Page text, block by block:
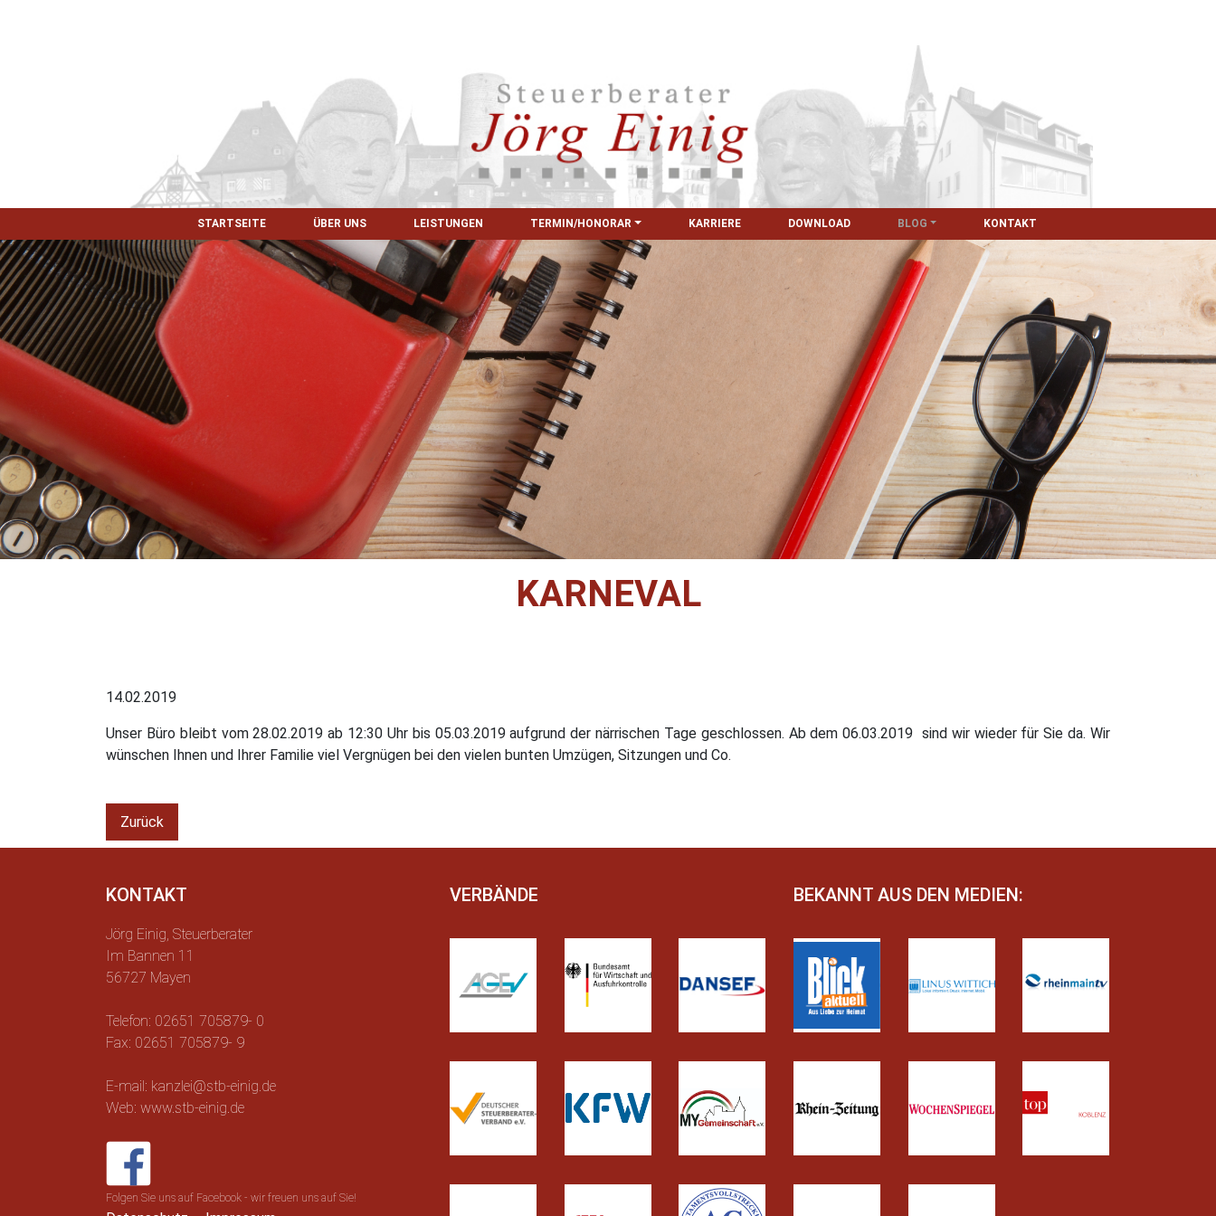
STARTSEITE ÜBER UNS LEISTUNGEN TERMIN/HONORAR KARRIERE DOWNLOAD BLOG KONTAKT
KARNEVAL
14.02.2019
Unser Büro bleibt vom 28.02.2019 ab 12:30 Uhr bis 05.03.2019 aufgrund der närrischen Tage geschlossen. Ab dem 06.03.2019 sind wir wieder für Sie da. Wir
wünschen Ihnen und Ihrer Familie viel Vergnügen bei den vielen bunten Umzügen, Sitzungen und Co.
Zurück
KONTAKT
Jörg Einig, Steuerberater
Im Bannen 11
56727 Mayen
Telefon: 02651 705879- 0
Fax: 02651 705879- 9
E-mail: kanzlei@stb-einig.de
Web: www.stb-einig.de
Folgen Sie uns auf Facebook - wir freuen uns auf Sie!
VERBÄNDE BEKANNT AUS DEN MEDIEN: